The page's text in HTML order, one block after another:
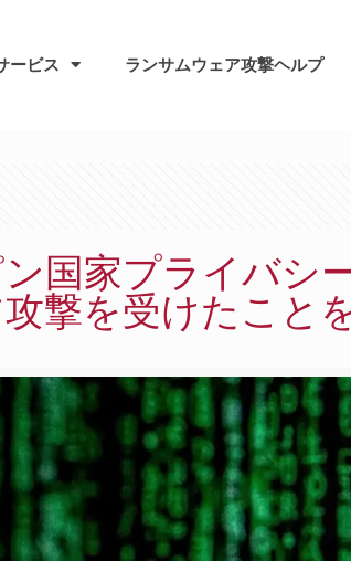
ービス ランサムウェア攻撃ヘルプ
国家プライバシ
撃を受けたこと